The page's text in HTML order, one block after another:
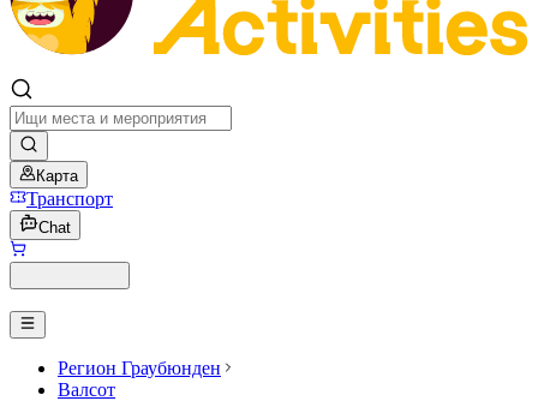
Карта
Транспорт
Chat
Регион Граубюнден
Валсот